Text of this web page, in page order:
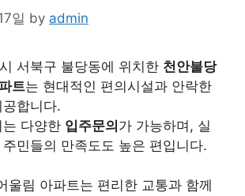
일 by admin
서북구 불당동에 위치한 천안불당
트는 현대적인 편의시설과 안락한
합니다.
다양한 입주문의가 가능하며, 실
민들의 만족도도 높은 편입니다.
울림 아파트는 편리한 교통과 함께